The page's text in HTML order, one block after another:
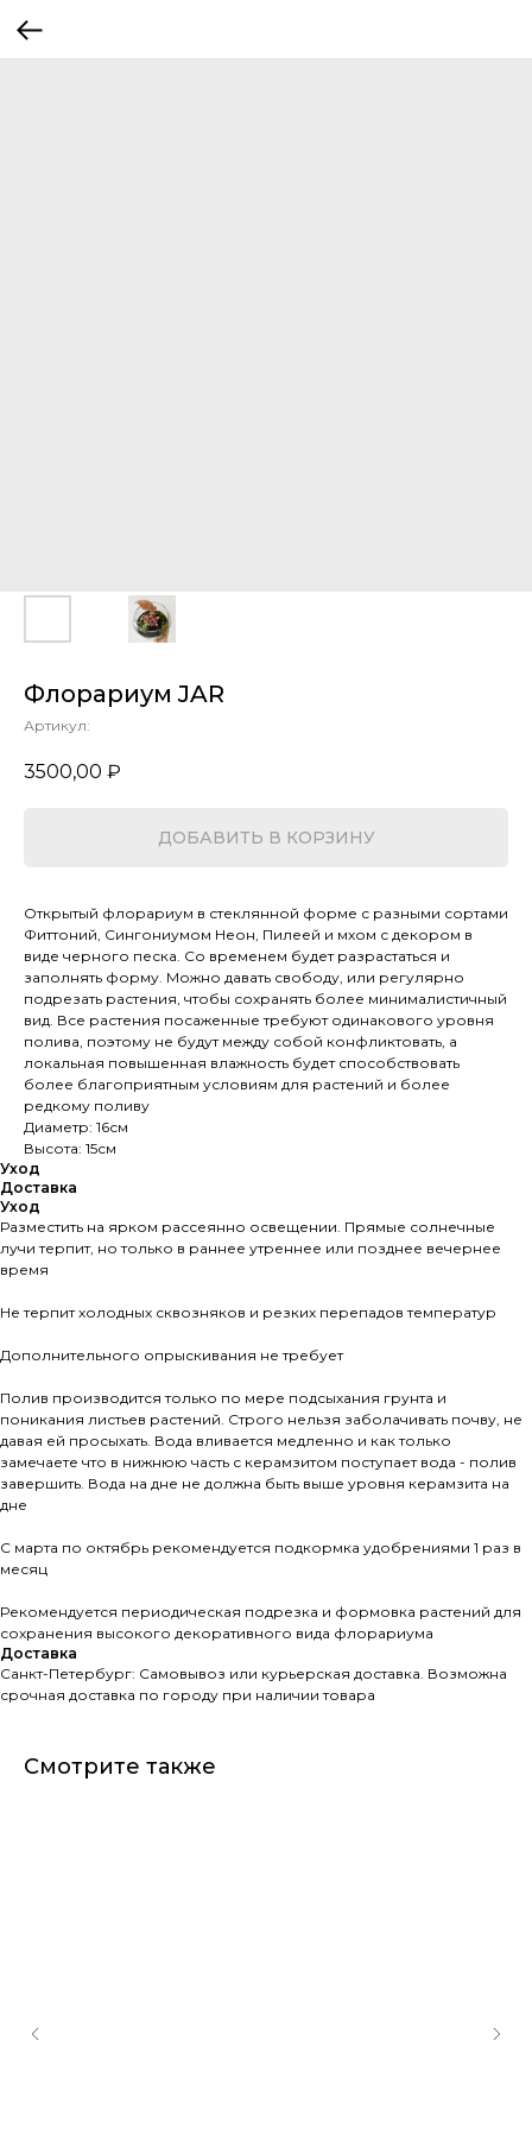
Флорариум JAR
Артикул:
3500,00 ₽
ДОБАВИТЬ В КОРЗИНУ
Открытый флорариум в стеклянной форме с разными сортами
Фиттоний, Сингониумом Неон, Пилеей и мхом с декором в
виде черного песка. Со временем будет разрастаться и
заполнять форму. Можно давать свободу, или регулярно
подрезать растения, чтобы сохранять более минималистичный
вид. Все растения посаженные требуют одинакового уровня
полива, поэтому не будут между собой конфликтовать, а
локальная повышенная влажность будет способствовать
более благоприятным условиям для растений и более
редкому поливу
Диаметр: 16см
Высота: 15см
Уход
Доставка
Уход
Разместить на ярком рассеянно освещении. Прямые солнечные
лучи терпит, но только в раннее утреннее или позднее вечернее
время
Не терпит холодных сквозняков и резких перепадов температур
Дополнительного опрыскивания не требует
Полив производится только по мере подсыхания грунта и
поникания листьев растений. Строго нельзя заболачивать почву, не
давая ей просыхать. Вода вливается медленно и как только
замечаете что в нижнюю часть с керамзитом поступает вода - полив
завершить. Вода на дне не должна быть выше уровня керамзита на
дне
С марта по октябрь рекомендуется подкормка удобрениями 1 раз в
месяц
Рекомендуется периодическая подрезка и формовка растений для
сохранения высокого декоративного вида флорариума
Доставка
Санкт-Петербург: Самовывоз или курьерская доставка. Возможна
срочная доставка по городу при наличии товара
Смотрите также